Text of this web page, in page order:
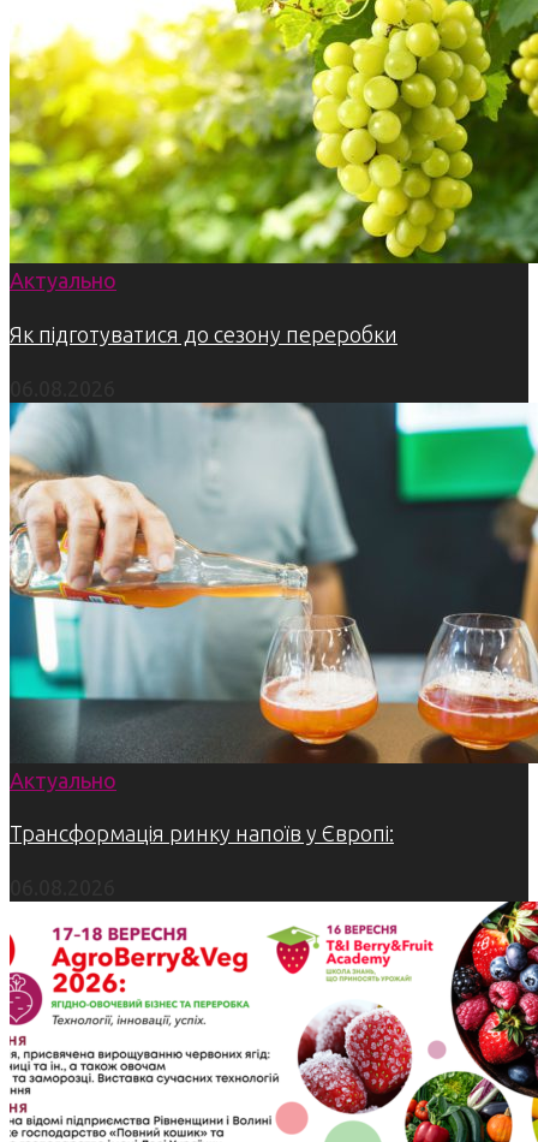
Актуально
Як підготуватися до сезону переробки
Актуально
Трансформація ринку напоїв у Європі: